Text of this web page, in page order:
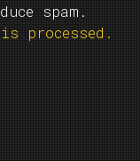
spam.
processed.